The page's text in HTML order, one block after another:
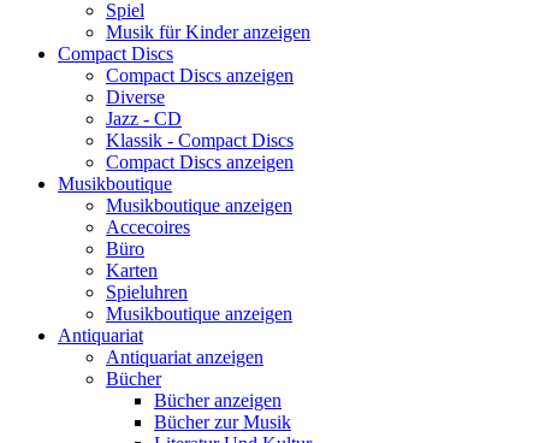
Spiel
Musik für Kinder anzeigen
Compact Discs
Compact Discs anzeigen
Diverse
Jazz - CD
Klassik - Compact Discs
Compact Discs anzeigen
Musikboutique
Musikboutique anzeigen
Accecoires
Büro
Karten
Spieluhren
Musikboutique anzeigen
Antiquariat
Antiquariat anzeigen
Bücher
Bücher anzeigen
Bücher zur Musik